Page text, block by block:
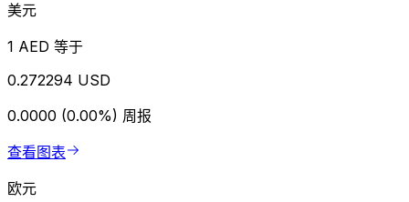
美元
1 AED 等于
0.272294 USD
0.0000 (0.00%) 周报
查看图表
欧元